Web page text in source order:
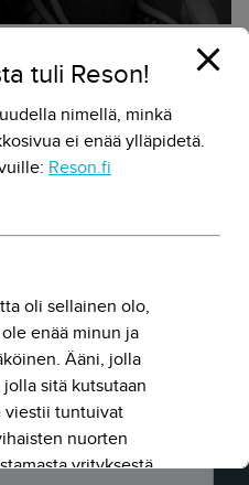
tuli Reson!
nimellä, minkä
ei enää ylläpidetä.
Reson.fi
oli sellainen olo,
enää minun ja
Ääni, jolla
sitä kutsutaan
viestii tuntuivat
nuorten
yrityksestä